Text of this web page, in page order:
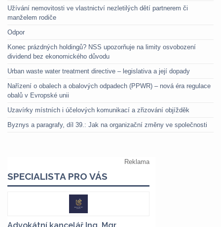
Užívání nemovitosti ve vlastnictví nezletilých dětí partnerem či
manželem rodiče
Odpor
Konec prázdných holdingů? NSS upozorňuje na limity osvobození
dividend bez ekonomického důvodu
Urban waste water treatment directive – legislativa a její dopady
Nařízení o obalech a obalových odpadech (PPWR) – nová éra regulace
obalů v Evropské unii
Uzavírky místních i účelových komunikací a zřizování objížděk
Byznys a paragrafy, díl 39.: Jak na organizační změny ve společnosti